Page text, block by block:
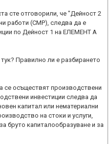
сте отговорили, че "Дейност 2
работи (СМР), следва да е
по Дейност 1 на ЕЛЕМЕНТ А
Правилно ли е разбирането
се осъществят производствени
инвестиции следва да
капитал или нематериални
на стоки и услуги,
бруто капиталообразуване и за